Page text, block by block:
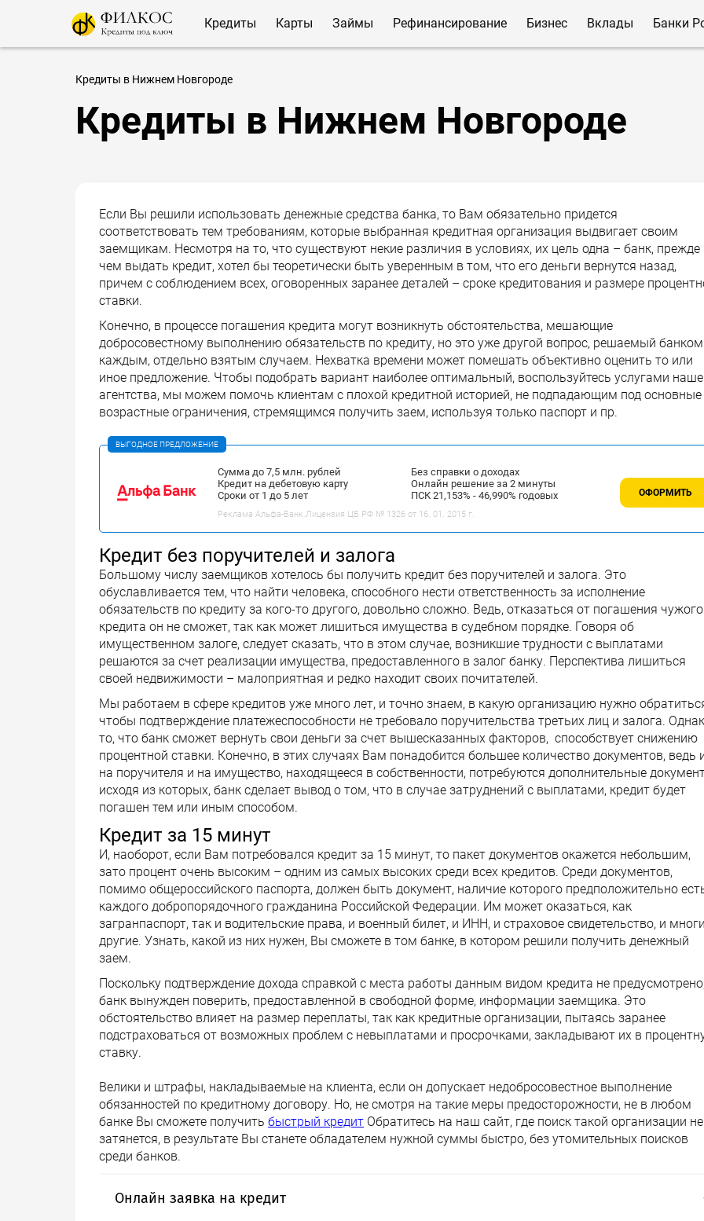
Кредиты Карты Займы Рефинансирование Бизнес Вклады Банки
Кредиты в Нижнем Новгороде
Кредиты в Нижнем Новгороде
Если Вы решили использовать денежные средства банка, то Вам обязательно придется
соответствовать тем требованиям, которые выбранная кредитная организация выдвигает своим
заемщикам. Несмотря на то, что существуют некие различия в условиях, их цель одна – банк, прежде
чем выдать кредит, хотел бы теоретически быть уверенным в том, что его деньги вернутся назад,
причем с соблюдением всех, оговоренных заранее деталей – сроке кредитования и размере
ставки.
Конечно, в процессе погашения кредита могут возникнуть обстоятельства, мешающие
добросовестному выполнению обязательств по кредиту, но это уже другой вопрос, решаемый
каждым, отдельно взятым случаем. Нехватка времени может помешать объективно оценить то или
иное предложение. Чтобы подобрать вариант наиболее оптимальный, воспользуйтесь услугами
агентства, мы можем помочь клиентам с плохой кредитной историей, не подпадающим под основные
возрастные ограничения, стремящимся получить заем, используя только паспорт и пр.
ВЫГОДНОЕ ПРЕДЛОЖЕНИЕ
Сумма до 7,5 млн. рублей
Кредит на дебетовую карту
Сроки от 1 до 5 лет
Без справки о доходах
Онлайн решение за 2 минуты
ПСК 21,153% - 46,990% годовых
Реклама Альфа-Банк.Лицензия ЦБ РФ № 1326 от 16. 01. 2015 г.
ОФОРМИТЬ
Кредит без поручителей и залога
Большому числу заемщиков хотелось бы получить кредит без поручителей и залога. Это
обуславливается тем, что найти человека, способного нести ответственность за исполнение
обязательств по кредиту за кого-то другого, довольно сложно. Ведь, отказаться от погашения чужого
кредита он не сможет, так как может лишиться имущества в судебном порядке. Говоря об
имущественном залоге, следует сказать, что в этом случае, возникшие трудности с выплатами
решаются за счет реализации имущества, предоставленного в залог банку. Перспектива лишиться
своей недвижимости – малоприятная и редко находит своих почитателей.
Мы работаем в сфере кредитов уже много лет, и точно знаем, в какую организацию нужно
чтобы подтверждение платежеспособности не требовало поручительства третьих лиц и залога.
то, что банк сможет вернуть свои деньги за счет вышесказанных факторов, способствует снижению
процентной ставки. Конечно, в этих случаях Вам понадобится большее количество документов, ведь
на поручителя и на имущество, находящееся в собственности, потребуются дополнительные
исходя из которых, банк сделает вывод о том, что в случае затруднений с выплатами, кредит будет
погашен тем или иным способом.
Кредит за 15 минут
И, наоборот, если Вам потребовался кредит за 15 минут, то пакет документов окажется небольшим,
зато процент очень высоким – одним из самых высоких среди всех кредитов. Среди документов,
помимо общероссийского паспорта, должен быть документ, наличие которого предположительно
каждого добропорядочного гражданина Российской Федерации. Им может оказаться, как
загранпаспорт, так и водительские права, и военный билет, и ИНН, и страховое свидетельство, и
другие. Узнать, какой из них нужен, Вы сможете в том банке, в котором решили получить денежный
заем.
Поскольку подтверждение дохода справкой с места работы данным видом кредита не
банк вынужден поверить, предоставленной в свободной форме, информации заемщика. Это
обстоятельство влияет на размер переплаты, так как кредитные организации, пытаясь заранее
подстраховаться от возможных проблем с невыплатами и просрочками, закладывают их в
ставку.
Велики и штрафы, накладываемые на клиента, если он допускает недобросовестное выполнение
обязанностей по кредитному договору. Но, не смотря на такие меры предосторожности, не в любом
банке Вы сможете получить быстрый кредит Обратитесь на наш сайт, где поиск такой организации не
затянется, в результате Вы станете обладателем нужной суммы быстро, без утомительных поисков
среди банков.
Онлайн заявка на кредит